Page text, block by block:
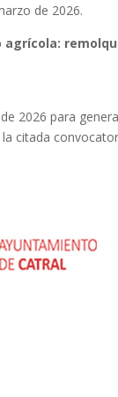
de 2026.
agrícola:
2026 para
citada